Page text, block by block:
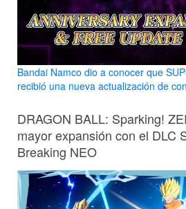
Bandai Namco dio a conocer que
recibió una nueva actualización de
DRAGON BALL: Sparking!
mayor expansión con el DLC
Breaking NEO